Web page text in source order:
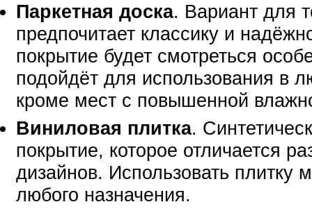
Паркетная доска. Вариант для
предпочитает классику и
покрытие будет смотреться
подойдёт для использования в
кроме мест с повышенной
Виниловая плитка.
покрытие, которое отличается
дизайнов. Использовать плитку
любого назначения.